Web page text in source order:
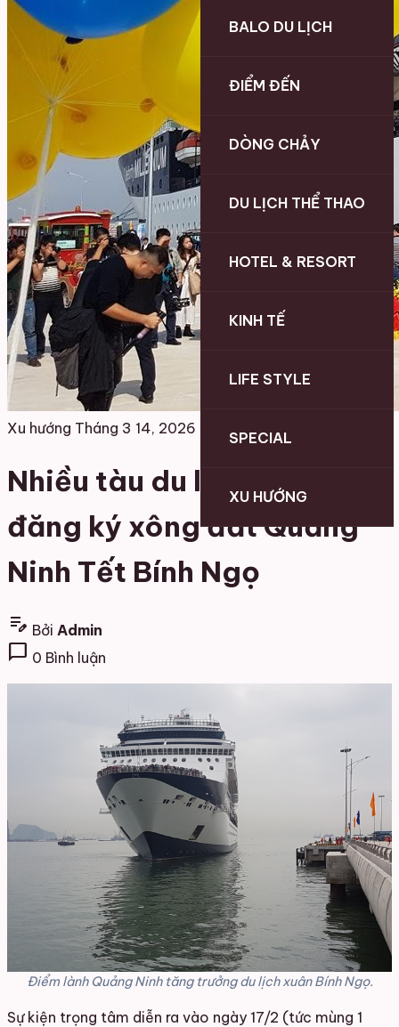
BALO DU LỊCH
ĐIỂM ĐẾN
DÒNG CHẢY
DU LỊCH THỂ THAO
HOTEL & RESORT
KINH TẾ
LIFE STYLE
SPECIAL
XU HƯỚNG
Xu hướng Tháng 3 14, 2026
Nhiều tàu du lịch quốc tế
đăng ký xông đất Quảng
Ninh Tết Bính Ngọ
edit_note Bởi Admin
chat_bubble 0 Bình luận
Điểm lành Quảng Ninh tăng trưởng du lịch xuân Bính Ngọ.
Sự kiện trọng tâm diễn ra vào ngày 17/2 (tức mùng 1